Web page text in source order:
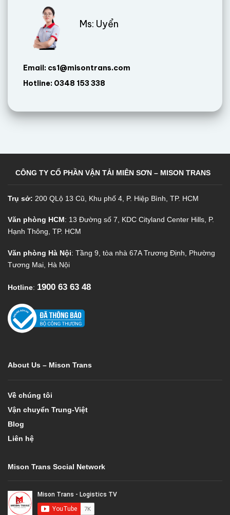
Ms: Uyển
Email: cs1@misontrans.com
Hotline: 0348 153 338
CÔNG TY CỔ PHẦN VẬN TẢI MIÊN SƠN – MISON TRANS
Trụ sở: 200 QLộ 13 Cũ, Khu phố 4, P. Hiệp Bình, TP. HCM
Văn phòng HCM: 13 Đường số 7, KDC Cityland Center Hills, P.
Hạnh Thông, TP. HCM
Văn phòng Hà Nội: Tầng 9, tòa nhà 67A Trương Định, Phường
Tương Mai, Hà Nội
Hotline: 1900 63 63 48
About Us – Mison Trans
Về chúng tôi
Vận chuyển Trung-Việt
Blog
Liên hệ
Mison Trans Social Network